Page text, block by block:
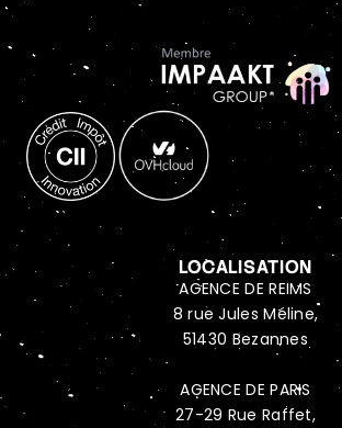
LOCALISATION
AGENCE DE REIMS
8 rue Jules Méline,
51430 Bezannes
AGENCE DE PARIS
27-29 Rue Raffet,